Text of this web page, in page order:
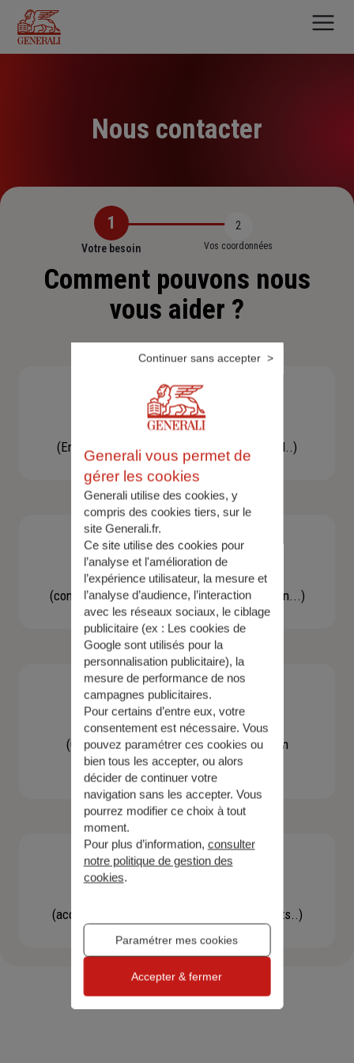
contenu
principal
Nous contacter
1
Votre besoin
2
Vos coordonnées
Comment pouvons nous
vous aider ?
Besoin d'une assistance
(En cas d'accident, bris de glace, un conseil..)
Demande d'information
(concernant une actualité, une réglementation...)
Contacter un agent
(Obtenir un devis, une information, faire un
bilan...)
(accéder à l'espace client, gérer mes contrats..)
Generali vous permet de
gérer les cookies
Generali utilise des cookies, y
compris des cookies tiers, sur le
site Generali.fr.
Ce site utilise des cookies pour
l’analyse et l'amélioration de
l’expérience utilisateur, la mesure et
l’analyse d’audience, l’interaction
avec les réseaux sociaux, le ciblage
publicitaire (ex : Les cookies de
Google sont utilisés pour la
personnalisation publicitaire), la
mesure de performance de nos
campagnes publicitaires.
Pour certains d’entre eux, votre
consentement est nécessaire. Vous
pouvez paramétrer ces cookies ou
bien tous les accepter, ou alors
décider de continuer votre
navigation sans les accepter. Vous
pourrez modifier ce choix à tout
moment.
Pour plus d’information, consulter
notre politique de gestion des
cookies.
Paramétrer mes cookies
Continuer sans accepter
Accepter & fermer